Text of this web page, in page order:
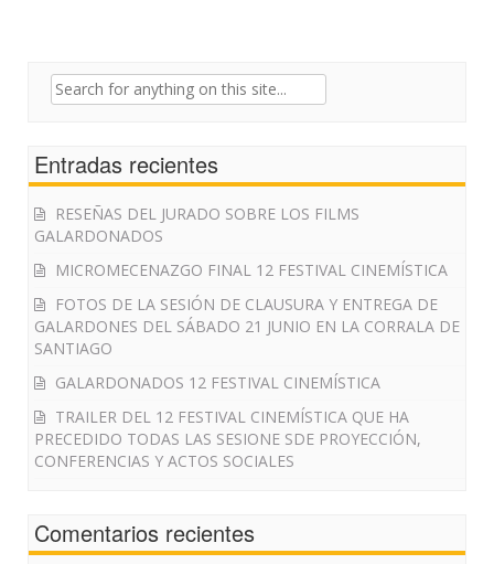
Search
Entradas recientes
RESEÑAS DEL JURADO SOBRE LOS FILMS
GALARDONADOS
MICROMECENAZGO FINAL 12 FESTIVAL CINEMÍSTICA
FOTOS DE LA SESIÓN DE CLAUSURA Y ENTREGA DE
GALARDONES DEL SÁBADO 21 JUNIO EN LA CORRALA DE
SANTIAGO
GALARDONADOS 12 FESTIVAL CINEMÍSTICA
TRAILER DEL 12 FESTIVAL CINEMÍSTICA QUE HA
PRECEDIDO TODAS LAS SESIONE SDE PROYECCIÓN,
CONFERENCIAS Y ACTOS SOCIALES
Comentarios recientes